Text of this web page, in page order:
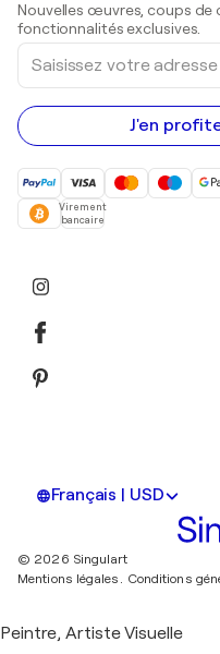
Peintures acryliques
Nouvelles œuvres, coups de
fonctionnalités exclusives.
Saisissez
votre
adresse
e-
mail
J'en
Virement
bancaire
Français | USD
© 2026 Singulart
Mentions légales. Conditions
Peintre, Artiste Visuelle